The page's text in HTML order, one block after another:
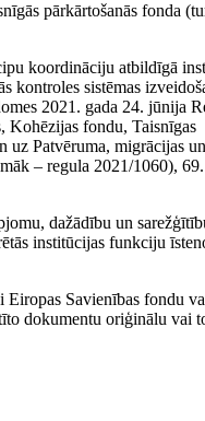
pārkārtošanās fonda
koordināciju atbildīgā
kontroles sistēmas
2021. gada 24. jūnija
Kohēzijas fondu, Taisnīgas
uz Patvēruma, migrācijas un
– regula 2021/1060), 69.
dažādību un
institūcijas funkciju
Eiropas Savienības fondu
dokumentu oriģinālu vai